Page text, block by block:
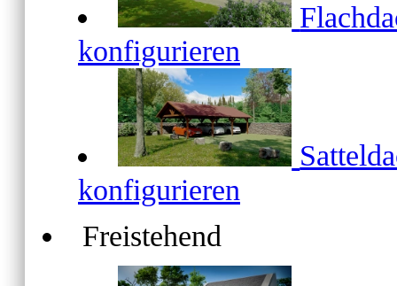
konfigurieren
konfigurieren
Freistehend